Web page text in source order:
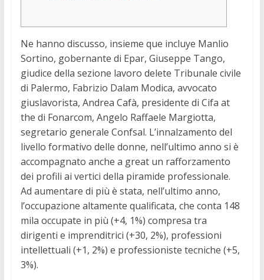
Ne hanno discusso, insieme que incluye Manlio
Sortino, gobernante di Epar, Giuseppe Tango,
giudice della sezione lavoro delete Tribunale civile
di Palermo, Fabrizio Dalam Modica, avvocato
giuslavorista, Andrea Cafà, presidente di Cifa at
the di Fonarcom, Angelo Raffaele Margiotta,
segretario generale Confsal. L’innalzamento del
livello formativo delle donne, nell’ultimo anno si è
accompagnato anche a great un rafforzamento
dei profili ai vertici della piramide professionale.
Ad aumentare di più è stata, nell’ultimo anno,
l’occupazione altamente qualificata, che conta 148
mila occupate in più (+4, 1%) compresa tra
dirigenti e imprenditrici (+30, 2%), professioni
intellettuali (+1, 2%) e professioniste tecniche (+5,
3%).